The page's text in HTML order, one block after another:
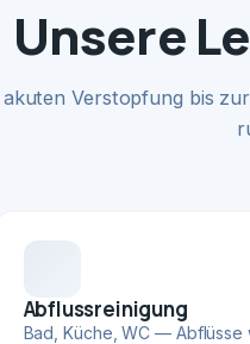
Unsere
Verstopfung bis
Abflussreinigung
Bad, Küche, WC — Abflüsse